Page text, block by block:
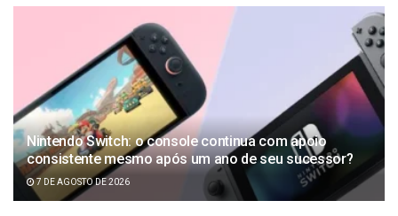
Nintendo Switch: o console continua com apoio
consistente mesmo após um ano de seu sucessor?
7 DE AGOSTO DE 2026